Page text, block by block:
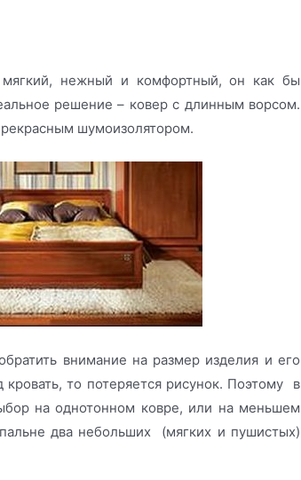
мягкий, нежный и комфортный, он как бы
решение – ковер с длинным ворсом.
шумоизолятором.
внимание на размер изделия и его
то потеряется рисунок. Поэтому в
на однотонном ковре, или на меньшем
два небольших (мягких и пушистых)